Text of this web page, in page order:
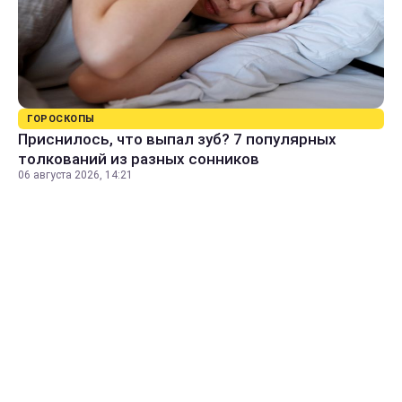
ГОРОСКОПЫ
Приснилось, что выпал зуб? 7 популярных
толкований из разных сонников
06 августа 2026, 14:21